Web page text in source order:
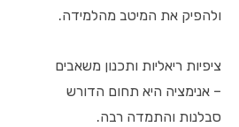
ולהפיק את המיטב מהלמידה.
ציפיות ריאליות ותכנון משאבים
– אנימציה היא תחום הדורש
סבלנות והתמדה רבה.